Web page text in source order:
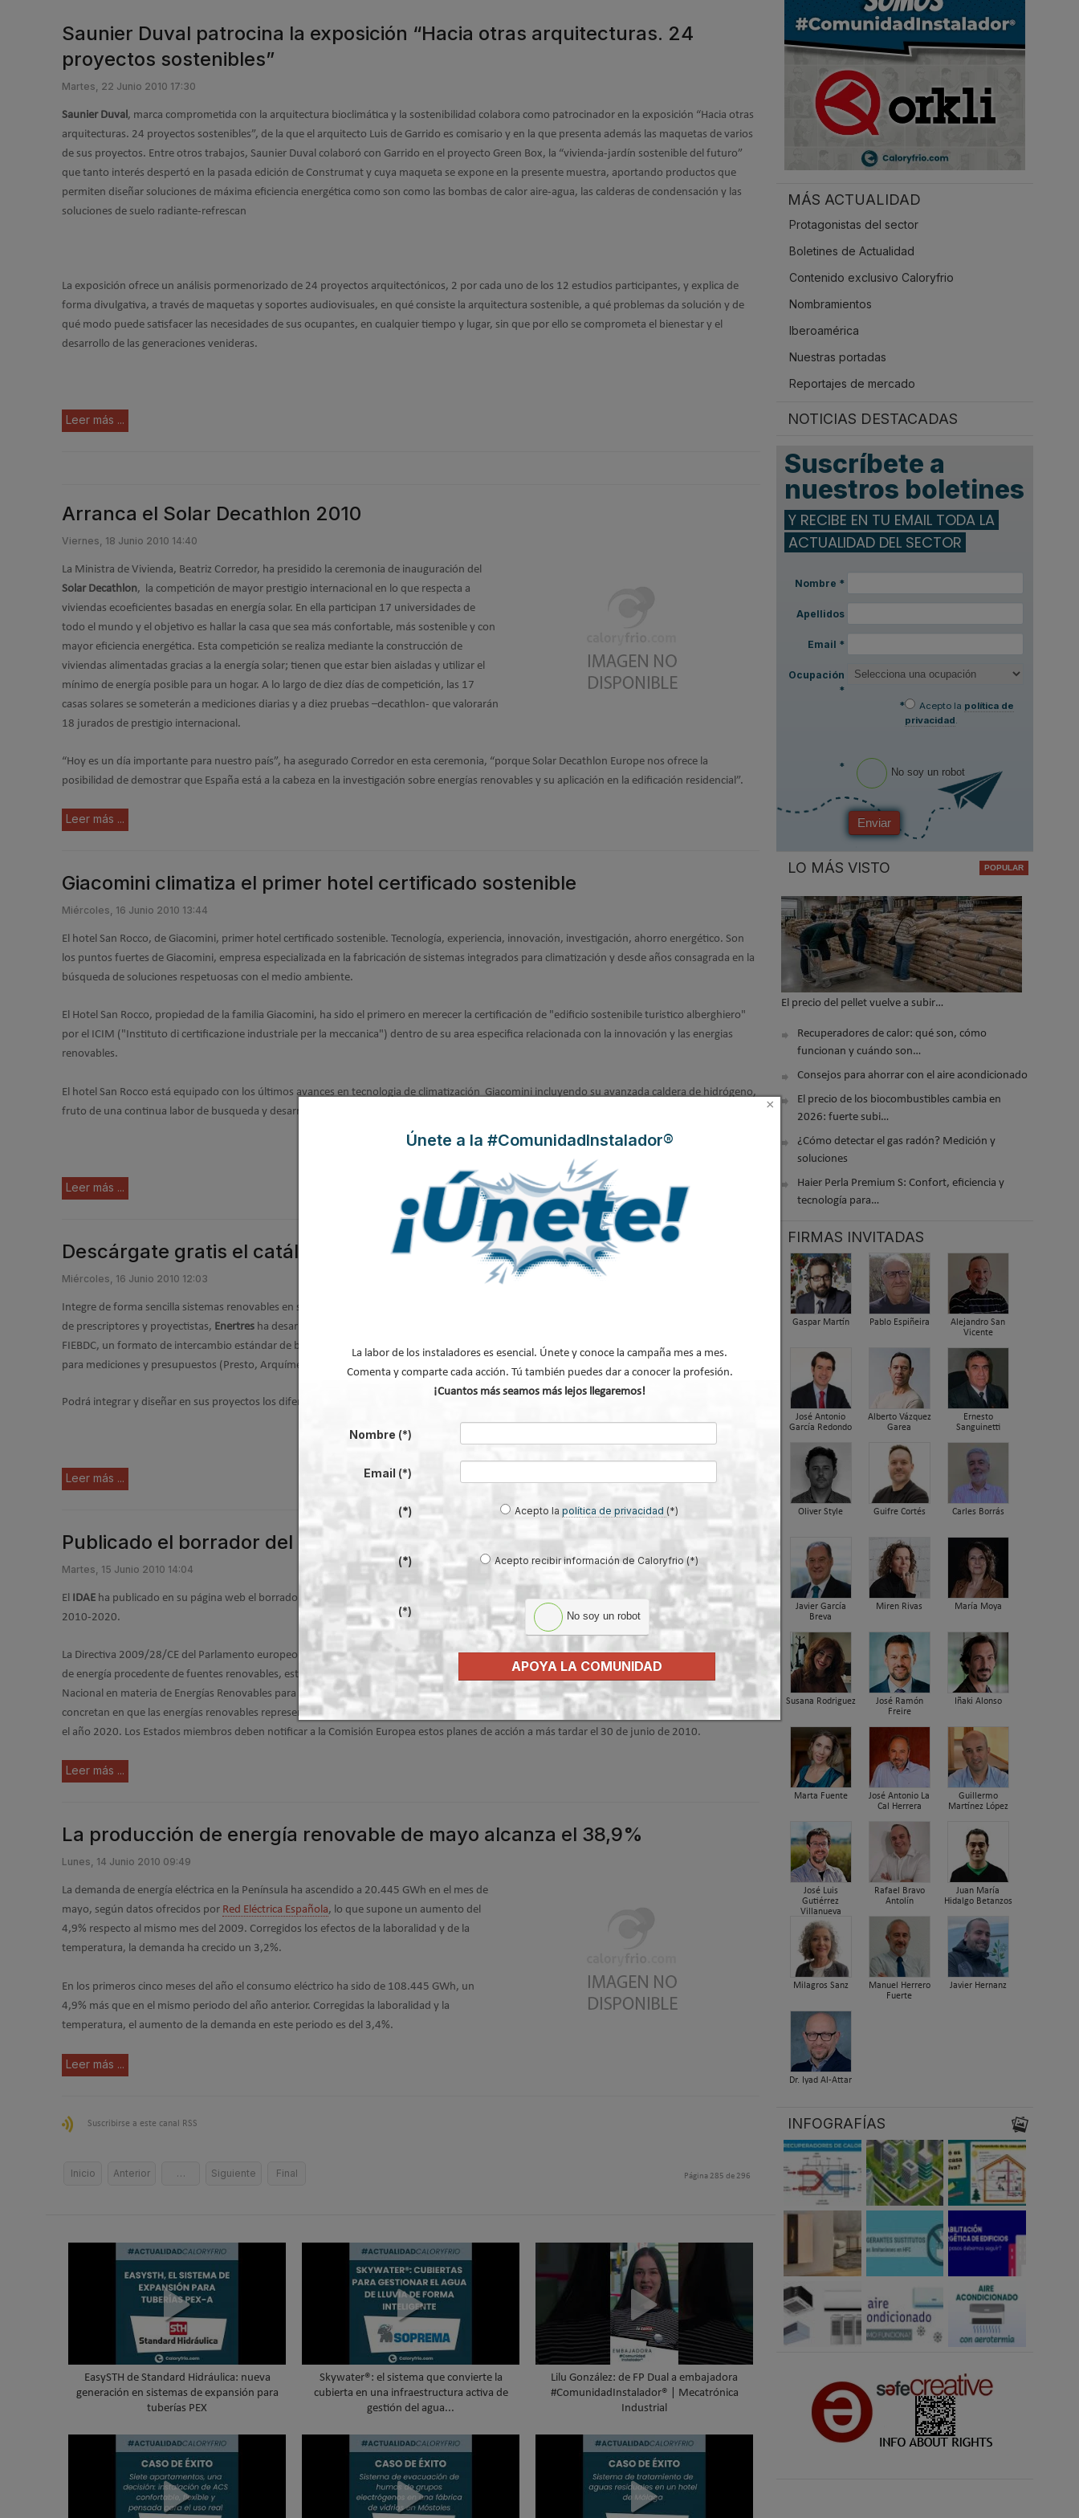
Saunier Duval patrocina la exposición “Hacia otras arquitecturas. 24
proyectos sostenibles”
Martes, 22 Junio 2010 17:30
Saunier Duval, marca comprometida con la arquitectura bioclimática y la sostenibilidad colabora como patrocinador en la exposición “Hacia otras
arquitecturas. 24 proyectos sostenibles”, de la que el arquitecto Luis de Garrido es comisario y en la que presenta además las maquetas de varios
de sus proyectos. Entre otros trabajos, Saunier Duval colaboró con Garrido en el proyecto Green Box, la “vivienda-jardín sostenible del futuro”
que tanto interés despertó en la pasada edición de Construmat y cuya maqueta se expone en la presente muestra, aportando productos que
permiten diseñar soluciones de máxima eficiencia energética como son como las bombas de calor aire-agua, las calderas de condensación y las
soluciones de suelo radiante-refrescan
La exposición ofrece un análisis pormenorizado de 24 proyectos arquitectónicos, 2 por cada uno de los 12 estudios participantes, y explica de
forma divulgativa, a través de maquetas y soportes audiovisuales, en qué consiste la arquitectura sostenible, a qué problemas da solución y de
qué modo puede satisfacer las necesidades de sus ocupantes, en cualquier tiempo y lugar, sin que por ello se comprometa el bienestar y el
desarrollo de las generaciones venideras.
Leer más ...
Arranca el Solar Decathlon 2010
Viernes, 18 Junio 2010 14:40
La Ministra de Vivienda, Beatriz Corredor, ha presidido la ceremonia de inauguración del
Solar Decathlon, la competición de mayor prestigio internacional en lo que respecta a
viviendas ecoeficientes basadas en energía solar. En ella participan 17 universidades de
todo el mundo y el objetivo es hallar la casa que sea más confortable, más sostenible y con
mayor eficiencia energética. Esta competición se realiza mediante la construcción de
viviendas alimentadas gracias a la energía solar; tienen que estar bien aisladas y utilizar el
mínimo de energía posible para un hogar. A lo largo de diez días de competición, las 17
casas solares se someterán a mediciones diarias y a diez pruebas –decathlon- que valorarán
18 jurados de prestigio internacional.
“Hoy es un día importante para nuestro país”, ha asegurado Corredor en esta ceremonia, “porque Solar Decathlon Europe nos ofrece la
posibilidad de demostrar que España está a la cabeza en la investigación sobre energías renovables y su aplicación en la edificación residencial”.
Leer más ...
Giacomini climatiza el primer hotel certificado sostenible
Miércoles, 16 Junio 2010 13:44
El hotel San Rocco, de Giacomini, primer hotel certificado sostenible. Tecnología, experiencia, innovación, investigación, ahorro energético. Son
los puntos fuertes de Giacomini, empresa especializada en la fabricación de sistemas integrados para climatización y desde años consagrada en la
búsqueda de soluciones respetuosas con el medio ambiente.
El Hotel San Rocco, propiedad de la familia Giacomini, ha sido el primero en merecer la certificación de "edificio sostenibile turistico alberghiero"
por el ICIM ("Instituto di certificazione industriale per la meccanica") dentro de su area especifica relacionada con la innovación y las energias
renovables.
El hotel San Rocco está equipado con los últimos avances en tecnologia de climatización Giacomini incluyendo su avanzada caldera de hidrógeno,
fruto de una continua labor de busqueda y desarrollo.
Leer más ...
Descárgate gratis el catálogo técnico digital de Enertres
Miércoles, 16 Junio 2010 12:03
Integre de forma sencilla sistemas renovables en sus proyectos con el nuevo catálogo técnico digital Enertres. Con la intención de facilitar la labor
de prescriptores y proyectistas, Enertres ha desarrollado una herramienta de gran utilidad para este colectivo. Se trata de una base de datos en
FIEBDC, un formato de intercambio estándar de bases de datos para la construcción (.bc3), compatible con la mayoría de programas de cálculo
para mediciones y presupuestos (Presto, Arquímedes, etc.).
Podrá integrar y diseñar en sus proyectos los diferentes sistemas Enertres con total fiabilidad:
Leer más ...
Publicado el borrador del Plan de Energías Renovables 2010-2020
Martes, 15 Junio 2010 14:04
El IDAE ha publicado en su página web el borrador del Plan de Acción Nacional de Energías Renovables (PANER)
2010-2020.
La Directiva 2009/28/CE del Parlamento europeo y del Consejo, de 23 de abril de 2009, relativa al fomento del uso
de energía procedente de fuentes renovables, establece que cada Estado miembro elaborará un Plan de Acción
Nacional en materia de Energías Renovables para conseguir los objetivos nacionales fijados en la propia Directiva. Para España, estos objetivos se
concretan en que las energías renovables representen un 20% del consumo final bruto de energía, con un porcentaje en el transporte del 10%, en
el año 2020. Los Estados miembros deben notificar a la Comisión Europea estos planes de acción a más tardar el 30 de junio de 2010.
Leer más ...
La producción de energía renovable de mayo alcanza el 38,9%
Lunes, 14 Junio 2010 09:49
La demanda de energía eléctrica en la Península ha ascendido a 20.445 GWh en el mes de
mayo, según datos ofrecidos por Red Eléctrica Española, lo que supone un aumento del
4,9% respecto al mismo mes del 2009. Corregidos los efectos de la laboralidad y de la
temperatura, la demanda ha crecido un 3,2%.
En los primeros cinco meses del año el consumo eléctrico ha sido de 108.445 GWh, un
4,9% más que en el mismo periodo del año anterior. Corregidas la laboralidad y la
temperatura, el aumento de la demanda en este periodo es del 3,4%.
Leer más ...
Suscribirse a este canal RSS
Inicio Anterior … Siguiente Final Página 285 de 296
EasySTH de Standard Hidráulica: nueva
generación en sistemas de expansión para
tuberías PEX
Skywater®: el sistema que convierte la
cubierta en una infraestructura activa de
gestión del agua...
Lilu González: de FP Dual a embajadora
#ComunidadInstalador® | Mecatrónica
Industrial
MÁS ACTUALIDAD
Protagonistas del sector
Boletines de Actualidad
Contenido exclusivo Caloryfrio
Nombramientos
Iberoamérica
Nuestras portadas
Reportajes de mercado
NOTICIAS DESTACADAS
Suscríbete a
nuestros boletines
Y RECIBE EN TU EMAIL TODA LA
ACTUALIDAD DEL SECTOR
Nombre *
Apellidos
Email *
Ocupación
*
*
Acepto la política de
privacidad.
* No soy un robot
Enviar
LO MÁS VISTO
El precio del pellet vuelve a subir…
Recuperadores de calor: qué son, cómo
funcionan y cuándo son…
Consejos para ahorrar con el aire acondicionado
El precio de los biocombustibles cambia en
2026: fuerte subi…
¿Cómo detectar el gas radón? Medición y
soluciones
Haier Perla Premium S: Confort, eficiencia y
tecnología para…
FIRMAS INVITADAS
Gaspar Martín Pablo Espiñeira
Alejandro San
Vicente
José Antonio
García Redondo
Alberto Vázquez
Garea
Ernesto
Sanguinetti
Oliver Style Guifre Cortés Carles Borrás
Javier García
Breva
Miren Rivas María Moya
Susana Rodriguez
José Ramón
Freire
Iñaki Alonso
Marta Fuente
José Antonio La
Cal Herrera
Guillermo
Martínez López
José Luis
Gutiérrez
Villanueva
Rafael Bravo
Antolín
Juan María
Hidalgo Betanzos
Milagros Sanz
Manuel Herrero
Fuerte
Javier Hernanz
Dr. Iyad Al-Attar
INFOGRAFÍAS
×
Únete a la #ComunidadInstalador®
La labor de los instaladores es esencial. Únete y conoce la campaña mes a mes.
Comenta y comparte cada acción. Tú también puedes dar a conocer la profesión.
¡Cuantos más seamos más lejos llegaremos!
Nombre (*)
Email (*)
(*) Acepto lapolítica de privacidad (*)
(*) Acepto recibir información de Caloryfrio (*)
(*) No soy un robot
APOYA LA COMUNIDAD